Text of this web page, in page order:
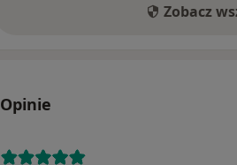
Zobacz
Opinie